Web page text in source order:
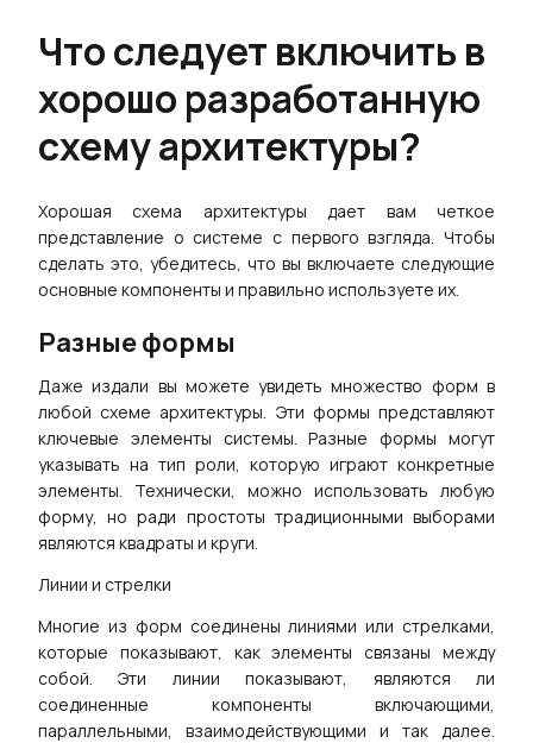
Что следует включить в
хорошо разработанную
схему архитектуры?
Хорошая схема архитектуры дает вам четкое
представление о системе с первого взгляда. Чтобы
сделать это, убедитесь, что вы включаете следующие
основные компоненты и правильно используете их.
Разные формы
Даже издали вы можете увидеть множество форм в
любой схеме архитектуры. Эти формы представляют
ключевые элементы системы. Разные формы могут
указывать на тип роли, которую играют конкретные
элементы. Технически, можно использовать любую
форму, но ради простоты традиционными выборами
являются квадраты и круги.
Линии и стрелки
Многие из форм соединены линиями или стрелками,
которые показывают, как элементы связаны между
собой. Эти линии показывают, являются ли
соединенные компоненты включающими,
параллельными, взаимодействующими и так далее.